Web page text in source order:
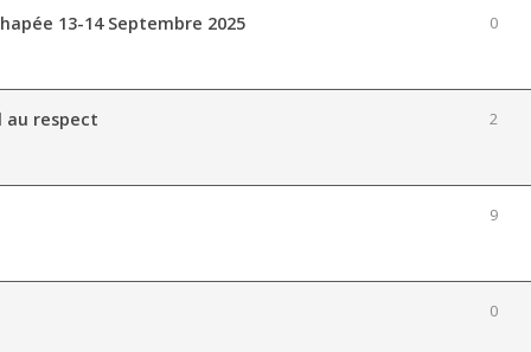
13-14 Septembre 2025 0
au respect 2
9
0